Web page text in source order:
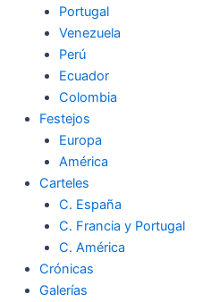
Portugal
Venezuela
Perú
Ecuador
Colombia
Festejos
Europa
América
Carteles
C. España
C. Francia y Portugal
C. América
Crónicas
Galerías